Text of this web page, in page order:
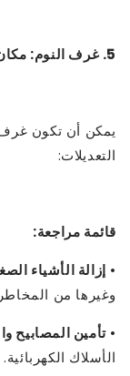
5. غرف النوم: مكان للاسترخاء
يمكن أن تكون غرف
التعديلات:
قائمة مراجعة:
إزالة الأشياء
وغيرها من
تأمين المصابيح
الأسلاك الكهربائية.